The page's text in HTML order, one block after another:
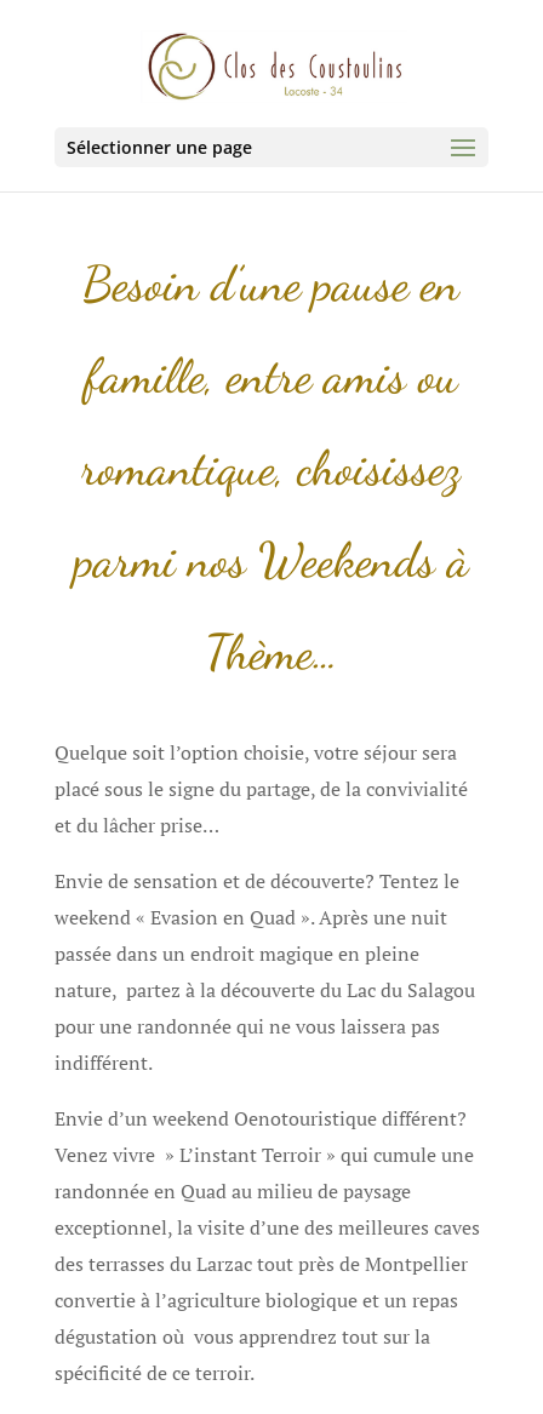
Sélectionner une page
Besoin d’une pause en
famille, entre amis ou
romantique, choisissez
parmi nos Weekends à
Thème…
Quelque soit l’option choisie, votre séjour sera
placé sous le signe du partage, de la convivialité
et du lâcher prise…
Envie de sensation et de découverte? Tentez le
weekend « Evasion en Quad ». Après une nuit
passée dans un endroit magique en pleine
nature, partez à la découverte du Lac du Salagou
pour une randonnée qui ne vous laissera pas
indifférent.
Envie d’un weekend Oenotouristique différent?
Venez vivre » L’instant Terroir » qui cumule une
randonnée en Quad au milieu de paysage
exceptionnel, la visite d’une des meilleures caves
des terrasses du Larzac tout près de Montpellier
convertie à l’agriculture biologique et un repas
dégustation où vous apprendrez tout sur la
spécificité de ce terroir.